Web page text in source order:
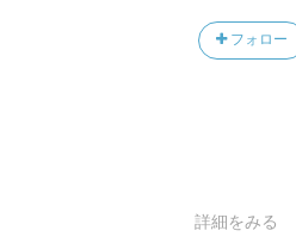
フォロー
詳細をみる